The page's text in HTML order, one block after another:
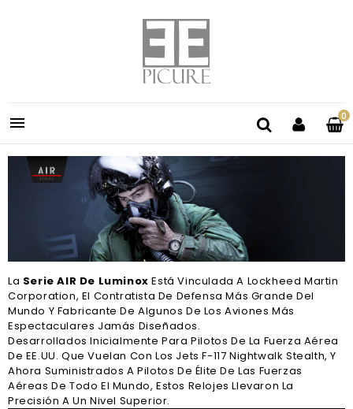
 0
La Serie AIR De Luminox Está Vinculada A Lockheed Martin
Corporation, El Contratista De Defensa Más Grande Del
Mundo Y Fabricante De Algunos De Los Aviones Más
Espectaculares Jamás Diseñados.
Desarrollados Inicialmente Para Pilotos De La Fuerza Aérea
De EE.UU. Que Vuelan Con Los Jets F-117 Nightwalk Stealth, Y
Ahora Suministrados A Pilotos De Élite De Las Fuerzas
Aéreas De Todo El Mundo, Estos Relojes Llevaron La
Precisión A Un Nivel Superior.